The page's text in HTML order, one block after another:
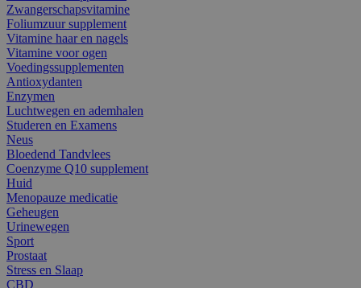
Zwangerschapsvitamine
Foliumzuur supplement
Vitamine haar en nagels
Vitamine voor ogen
Voedingssupplementen
Antioxydanten
Enzymen
Luchtwegen en ademhalen
Studeren en Examens
Neus
Bloedend Tandvlees
Coenzyme Q10 supplement
Huid
Menopauze medicatie
Geheugen
Urinewegen
Sport
Prostaat
Stress en Slaap
CBD